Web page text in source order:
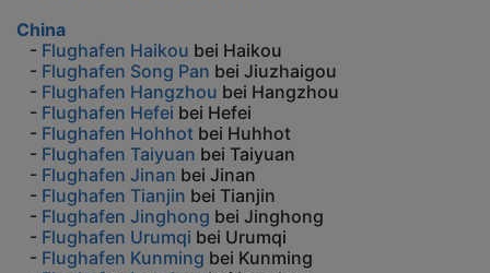
China
- Flughafen Haikou bei Haikou
- Flughafen Song Pan bei Jiuzhaigou
- Flughafen Hangzhou bei Hangzhou
- Flughafen Hefei bei Hefei
- Flughafen Hohhot bei Huhhot
- Flughafen Taiyuan bei Taiyuan
- Flughafen Jinan bei Jinan
- Flughafen Tianjin bei Tianjin
- Flughafen Jinghong bei Jinghong
- Flughafen Urumqi bei Urumqi
- Flughafen Kunming bei Kunming